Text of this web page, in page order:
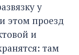
у
этом проезд
и
там